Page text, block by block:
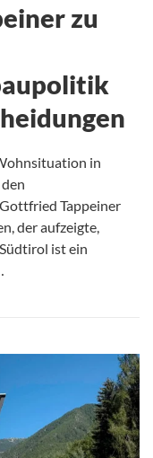
zu
in
Tappeiner
der aufzeigte,
ist ein